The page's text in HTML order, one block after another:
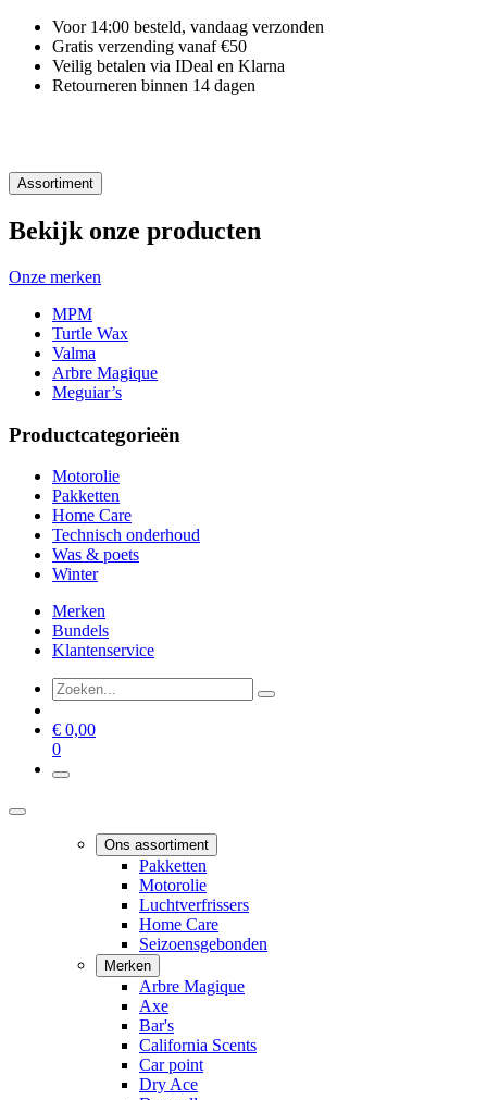
Voor 14:00 besteld, vandaag verzonden
Gratis verzending vanaf €50
Veilig betalen via IDeal en Klarna
Retourneren binnen 14 dagen
Assortiment
Bekijk onze producten
Onze merken
MPM
Turtle Wax
Valma
Arbre Magique
Meguiar’s
Productcategorieën
Motorolie
Pakketten
Home Care
Technisch onderhoud
Was & poets
Winter
Merken
Bundels
Klantenservice
€ 0,00
0
Ons assortiment
Pakketten
Motorolie
Luchtverfrissers
Home Care
Seizoensgebonden
Merken
Arbre Magique
Axe
Bar's
California Scents
Car point
Dry Ace